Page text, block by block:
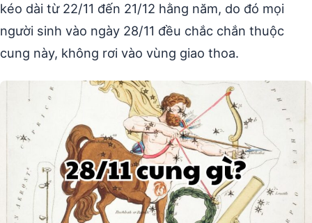
kéo dài từ 22/11 đến 21/12 hằng năm, do đó mọi
người sinh vào ngày 28/11 đều chắc chắn thuộc
cung này, không rơi vào vùng giao thoa.